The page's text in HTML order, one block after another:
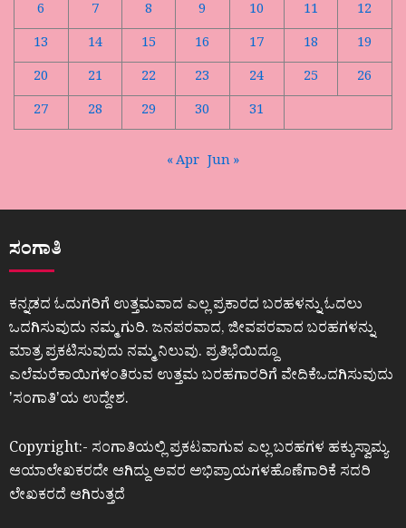
6
7 8 9 10 11
12
13
14 15 16 17 18
19
20
21 22 23 24 25
26
27
28 29 30 31
« Apr Jun »
ಸಂಗಾತಿ
ಕನ್ನಡದ ಓದುಗರಿಗೆ ಉತ್ತಮವಾದ ಎಲ್ಲ ಪ್ರಕಾರದ ಬರಹಳನ್ನು ಓದಲು
ಒದಗಿಸುವುದು ನಮ್ಮ ಗುರಿ. ಜನಪರವಾದ, ಜೀವಪರವಾದ ಬರಹಗಳನ್ನು
ಮಾತ್ರ ಪ್ರಕಟಿಸುವುದು ನಮ್ಮ ನಿಲುವು. ಪ್ರತಿಭೆಯಿದ್ದೂ
ಎಲೆಮರೆಕಾಯಿಗಳಂತಿರುವ ಉತ್ತಮ ಬರಹಗಾರರಿಗೆ ವೇದಿಕೆಒದಗಿಸುವುದು
ʼಸಂಗಾತಿʼಯ ಉದ್ದೇಶ.
Copyright:- ಸಂಗಾತಿಯಲ್ಲಿ ಪ್ರಕಟವಾಗುವ ಎಲ್ಲ ಬರಹಗಳ ಹಕ್ಕುಸ್ವಾಮ್ಯ
ಆಯಾಲೇಖಕರದೇ ಆಗಿದ್ದು ಅವರ ಅಭಿಪ್ರಾಯಗಳಹೊಣೆಗಾರಿಕೆ ಸದರಿ
ಲೇಖಕರದೆ ಆಗಿರುತ್ತದೆ